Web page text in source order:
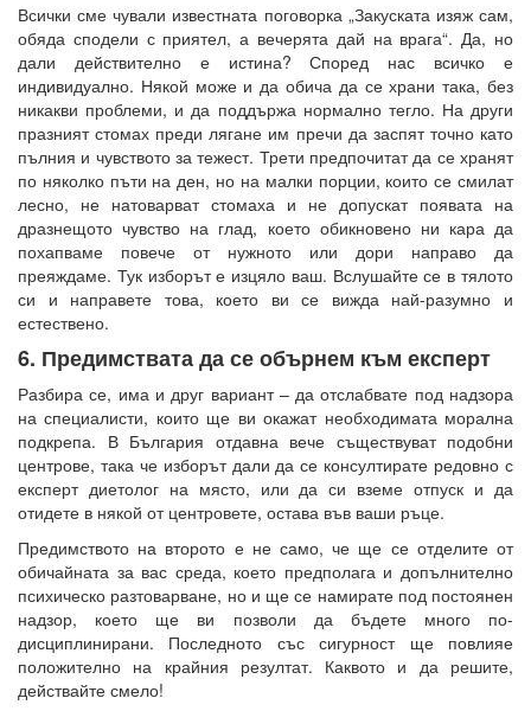
Всички сме чували известната поговорка „Закуската изяж сам,
обяда сподели с приятел, а вечерята дай на врага“. Да, но
дали действително е истина? Според нас всичко е
индивидуално. Някой може и да обича да се храни така, без
никакви проблеми, и да поддържа нормално тегло. На други
празният стомах преди лягане им пречи да заспят точно като
пълния и чувството за тежест. Трети предпочитат да се хранят
по няколко пъти на ден, но на малки порции, които се смилат
лесно, не натоварват стомаха и не допускат появата на
дразнещото чувство на глад, което обикновено ни кара да
похапваме повече от нужното или дори направо да
преяждаме. Тук изборът е изцяло ваш. Вслушайте се в тялото
си и направете това, което ви се вижда най-разумно и
естествено.
6. Предимствата да се обърнем към експерт
Разбира се, има и друг вариант – да отслабвате под надзора
на специалисти, които ще ви окажат необходимата морална
подкрепа. В България отдавна вече съществуват подобни
центрове, така че изборът дали да се консултирате редовно с
експерт диетолог на място, или да си вземе отпуск и да
отидете в някой от центровете, остава във ваши ръце.
Предимството на второто е не само, че ще се отделите от
обичайната за вас среда, което предполага и допълнително
психическо разтоварване, но и ще се намирате под постоянен
надзор, което ще ви позволи да бъдете много по-
дисциплинирани. Последното със сигурност ще повлияе
положително на крайния резултат. Каквото и да решите,
действайте смело!